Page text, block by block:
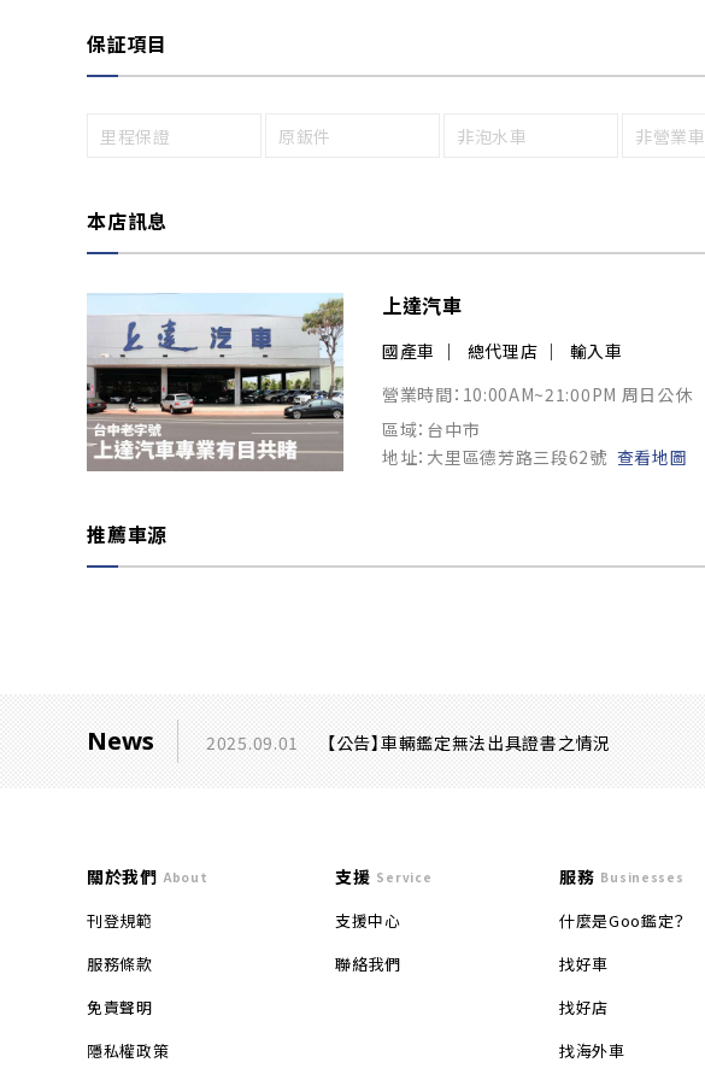
保証項目
里程保證 原鈑件 非泡水車 非營業車
本店訊息
上達汽車
國產車 總代理店
輸入車
營業時間：10:00AM~21:00PM 周日公休
區域：台中市
地址：大里區德芳路三段62號 查看地圖
推薦車源
News 2025.09.01 【公告】車輛鑑定無法出具證書之情況
關於我們 About
刊登規範
服務條款
免責聲明
隱私權政策
支援 Service
支援中心
聯絡我們
服務 Businesses
什麼是Goo鑑定？
找好車
找好店
找海外車